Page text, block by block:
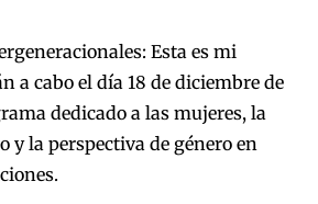
Esta es mi
a cabo el día 18 de diciembre de
dedicado a las mujeres, la
y la perspectiva de género en